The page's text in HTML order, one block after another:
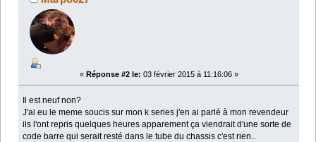
« Réponse #2 le: 03 février 2015 à 11:16:06 »
Il est neuf non?
J'ai eu le meme soucis sur mon k series j'en ai parlé à mon revendeur
ils l'ont repris quelques heures apparement ça viendrait d'une sorte de
code barre qui serait resté dans le tube du chassis c'est rien..